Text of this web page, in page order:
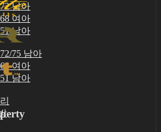
남아
여아
남아
75 남아
여아
남아